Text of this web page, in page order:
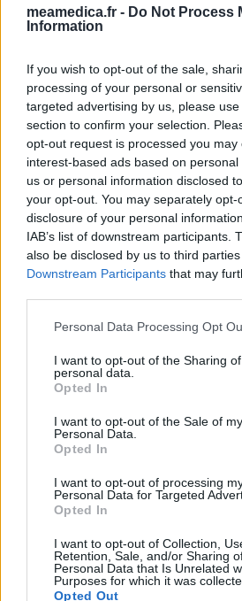
meamedica.fr - Do Not Process
Information
If you wish to opt-out of the sale,
processing of your personal or
targeted advertising by us, please
section to confirm your selection.
opt-out request is processed you may
interest-based ads based on
us or personal information disclosed
your opt-out. You may separately
disclosure of your personal
IAB’s list of downstream participants.
also be disclosed by us to third
Downstream Participants that may
Personal Data Processing Opt
I want to opt-out of the Sharing
personal data.
Opted In
I want to opt-out of the Sale of my
Personal Data.
Opted In
I want to opt-out of processing
Personal Data for Targeted
Opted In
I want to opt-out of Collection,
Retention, Sale, and/or Sharing
Personal Data that Is Unrelated
Purposes for which it was
Opted Out